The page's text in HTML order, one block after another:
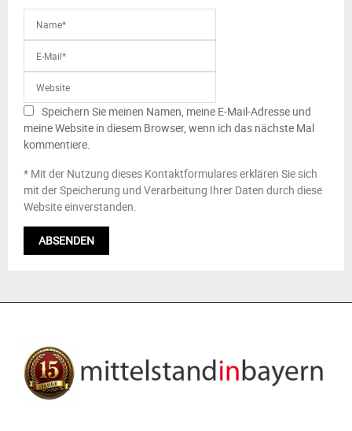
Speichern Sie meinen Namen, meine E-Mail-Adresse und
meine Website in diesem Browser, wenn ich das nächste Mal
kommentiere.
* Mit der Nutzung dieses Kontaktformulares erklären Sie sich
mit der Speicherung und Verarbeitung Ihrer Daten durch diese
Website einverstanden.